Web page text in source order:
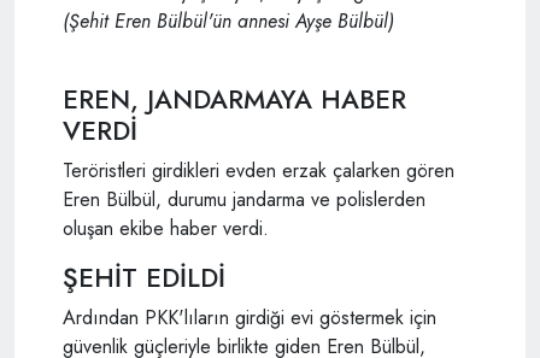
(Şehit Eren Bülbül'ün annesi Ayşe Bülbül)
EREN, JANDARMAYA HABER
VERDİ
Teröristleri girdikleri evden erzak çalarken gören
Eren Bülbül, durumu jandarma ve polislerden
oluşan ekibe haber verdi.
ŞEHİT EDİLDİ
Ardından PKK'lıların girdiği evi göstermek için
güvenlik güçleriyle birlikte giden Eren Bülbül,